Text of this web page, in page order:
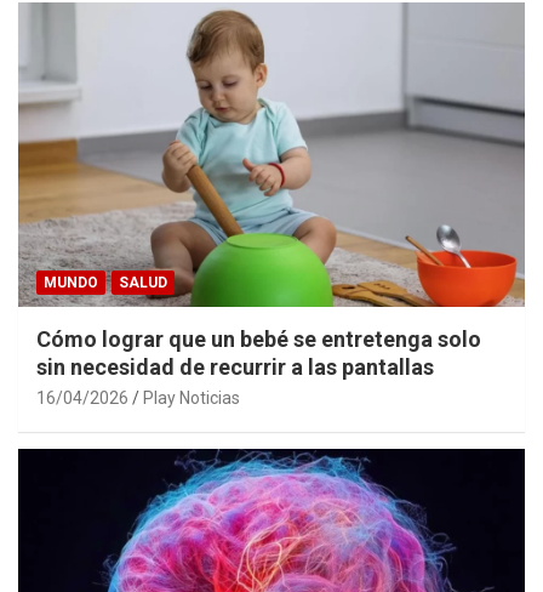
MUNDO SALUD
Cómo lograr que un bebé se entretenga solo
sin necesidad de recurrir a las pantallas
16/04/2026 Play Noticias